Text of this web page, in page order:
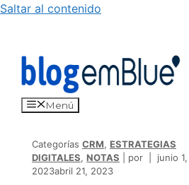
Saltar al contenido
Menú
Categorías CRM, ESTRATEGIAS
DIGITALES, NOTAS por
junio 1,
2023abril 21, 2023